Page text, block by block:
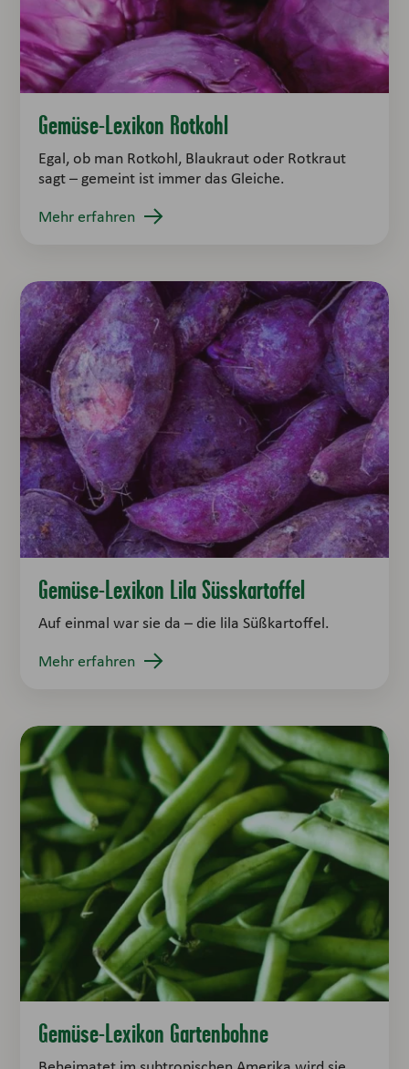
Gemüse-Lexikon Rotkohl
Egal, ob man Rotkohl, Blaukraut oder Rotkraut
sagt – gemeint ist immer das Gleiche.
Mehr erfahren
Gemüse-Lexikon Lila Süsskartoffel
Auf einmal war sie da – die lila Süßkartoffel.
Mehr erfahren
Gemüse-Lexikon Gartenbohne